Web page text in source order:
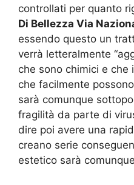
controllati per quanto
Di Bellezza Via
essendo questo un
verrà letteralmente
che sono chimici e che
che facilmente
sarà comunque
fragilità da parte di
dire poi avere una
creano serie
estetico sarà